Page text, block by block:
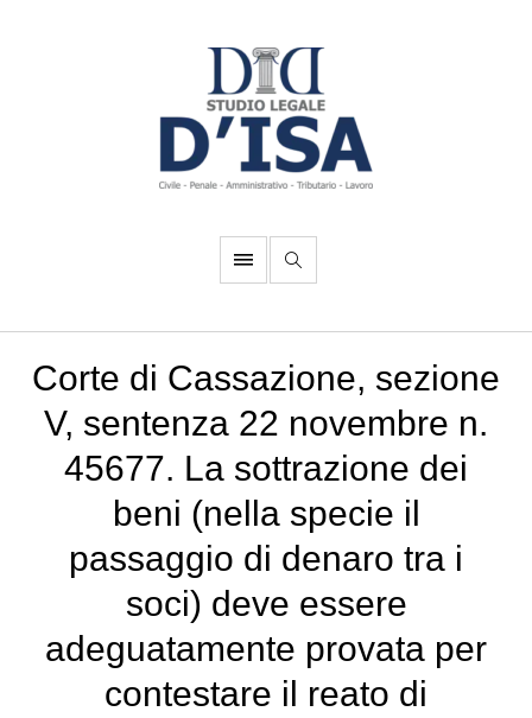
Corte di Cassazione, sezione
V, sentenza 22 novembre n.
45677. La sottrazione dei
beni (nella specie il
passaggio di denaro tra i
soci) deve essere
adeguatamente provata per
contestare il reato di